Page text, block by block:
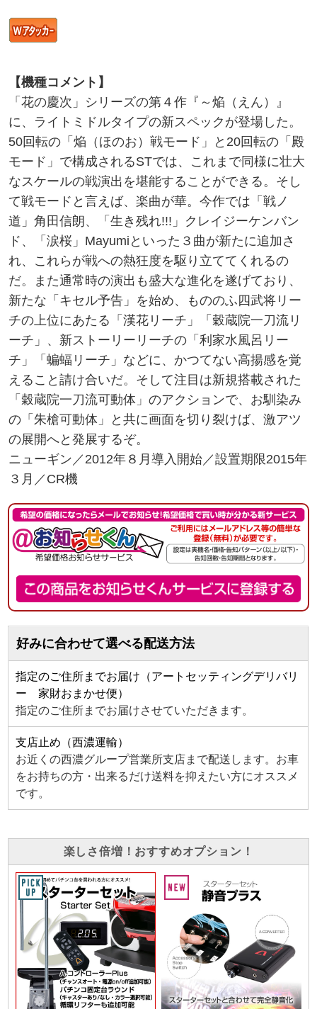
【機種コメント】
「花の慶次」シリーズの第４作『～焔（えん）』
に、ライトミドルタイプの新スペックが登場した。
50回転の「焔（ほのお）戦モード」と20回転の「殿
モード」で構成されるSTでは、これまで同様に壮大
なスケールの戦演出を堪能することができる。そし
て戦モードと言えば、楽曲が華。今作では「戦ノ
道」角田信朗、「生き残れ!!!」クレイジーケンバン
ド、「涙桜」Mayumiといった３曲が新たに追加さ
れ、これらが戦への熱狂度を駆り立ててくれるの
だ。また通常時の演出も盛大な進化を遂げており、
新たな「キセル予告」を始め、もののふ四武将リー
チの上位にあたる「漢花リーチ」「穀蔵院一刀流リ
ーチ」、新ストーリーリーチの「利家水風呂リー
チ」「蝙蝠リーチ」などに、かつてない高揚感を覚
えること請け合いだ。そして注目は新規搭載された
「穀蔵院一刀流可動体」のアクションで、お馴染み
の「朱槍可動体」と共に画面を切り裂けば、激アツ
の展開へと発展するぞ。
ニューギン／2012年８月導入開始／設置期限2015年
３月／CR機
好みに合わせて選べる配送方法
指定のご住所までお届け（アートセッティングデリバリ
ー 家財おまかせ便）
指定のご住所までお届けさせていただきます。
支店止め（西濃運輸）
お近くの西濃グループ営業所支店まで配送します。お車
をお持ちの方・出来るだけ送料を抑えたい方にオススメ
です。
楽しさ倍増！おすすめオプション！